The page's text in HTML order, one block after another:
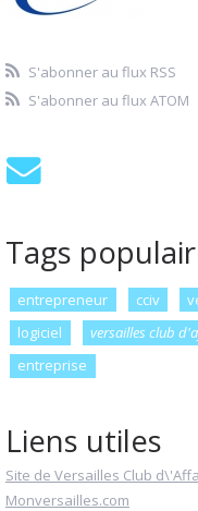
S'abonner au flux RSS
S'abonner au flux ATOM
Tags
entrepreneur cciv
logiciel
versailles club
entreprise
Liens utiles
Site de Versailles Club
Monversailles.com